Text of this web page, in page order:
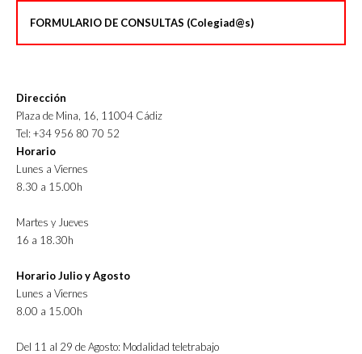
FORMULARIO DE CONSULTAS (Colegiad@s)
Dirección
Plaza de Mina, 16, 11004 Cádiz
Tel: +34 956 80 70 52
Horario
Lunes a Viernes
8.30 a 15.00h
Martes y Jueves
16 a 18.30h
Horario Julio y Agosto
Lunes a Viernes
8.00 a 15.00h
Del 11 al 29 de Agosto: Modalidad teletrabajo